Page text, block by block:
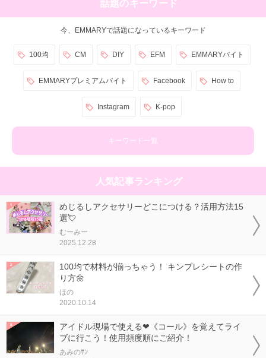
話題のキーワード
今、EMMARYで話題になっているキーワード
100均 CM DIY EFM EMMARYバイト
EMMARYプレミアムバイト Facebook How to
Instagram K-pop
キーワード一覧
人気記事ランキング
めじるしアクセサリーどこにつける？活用方法15
選💘
むーみー
2025.12.28
100均で材料が揃っちゃう！ キンブレシートの作
り方🌼
ほの
2020.10.14
アイドル現場で使える❤《コール》を覚えてライ
ブに行こう！使用頻度順にご紹介！
あみのｻﾝ